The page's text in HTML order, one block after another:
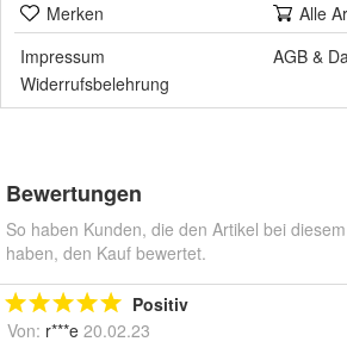
Merken
Alle
Impressum
AGB &
Widerrufsbelehrung
Bewertungen
So haben Kunden, die den Artikel bei
haben, den Kauf bewertet.
Positiv
Von: r***e 20.02.23